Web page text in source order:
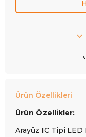
Ürün Özellikleri
Ürün Özellikler:
Arayüz IC Tipi LED